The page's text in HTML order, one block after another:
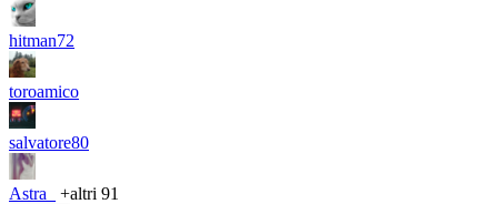
hitman72
toroamico
salvatore80
Astra_ +altri 91